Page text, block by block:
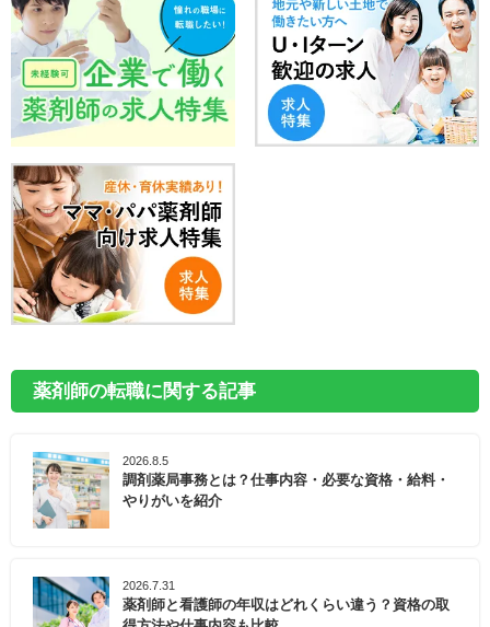
薬剤師の転職に関する記事
2026.8.5
調剤薬局事務とは？仕事内容・必要な資格・給料・
やりがいを紹介
2026.7.31
薬剤師と看護師の年収はどれくらい違う？資格の取